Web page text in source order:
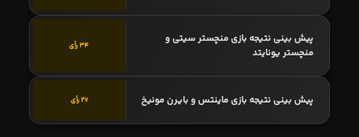
پیش بینی نتیجه بازی منچستر سیتی و
منچستر یونایتد
34 رأی
پیش بینی نتیجه بازی ماینتس و بایرن مونیخ 27 رأی